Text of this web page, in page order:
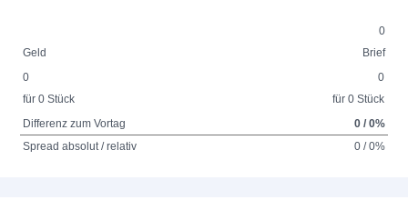
0
Geld
Brief
0
für 0 Stück
0
für 0 Stück
Differenz zum Vortag
0 / 0%
Spread absolut / relativ
0 / 0%